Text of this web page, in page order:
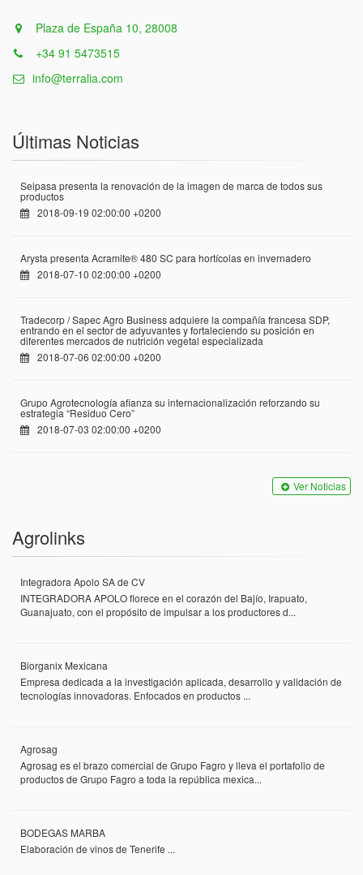
Plaza de España 10, 28008
+34 91 5473515
info@terralia.com
Últimas Noticias
Seipasa presenta la renovación de la imagen de marca de todos sus
productos
2018-09-19 02:00:00 +0200
Arysta presenta Acramite® 480 SC para hortícolas en invernadero
2018-07-10 02:00:00 +0200
Tradecorp / Sapec Agro Business adquiere la compañía francesa SDP,
entrando en el sector de adyuvantes y fortaleciendo su posición en
diferentes mercados de nutrición vegetal especializada
2018-07-06 02:00:00 +0200
Grupo Agrotecnología afianza su internacionalización reforzando su
estrategia “Residuo Cero”
2018-07-03 02:00:00 +0200
Ver Noticias
Agrolinks
Integradora Apolo SA de CV
INTEGRADORA APOLO florece en el corazón del Bajío, Irapuato,
Guanajuato, con el propósito de impulsar a los productores d...
Biorganix Mexicana
Empresa dedicada a la investigación aplicada, desarrollo y validación de
tecnologías innovadoras. Enfocados en productos ...
Agrosag
Agrosag es el brazo comercial de Grupo Fagro y lleva el portafolio de
productos de Grupo Fagro a toda la república mexica...
BODEGAS MARBA
Elaboración de vinos de Tenerife ...